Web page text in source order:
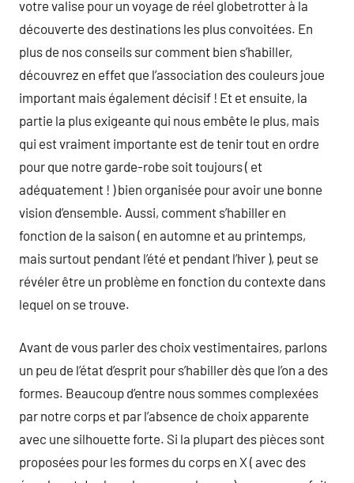
votre valise pour un voyage de réel globetrotter à la
découverte des destinations les plus convoitées. En
plus de nos conseils sur comment bien s’habiller,
découvrez en effet que l’association des couleurs joue
important mais également décisif ! Et et ensuite, la
partie la plus exigeante qui nous embête le plus, mais
qui est vraiment importante est de tenir tout en ordre
pour que notre garde-robe soit toujours ( et
adéquatement ! ) bien organisée pour avoir une bonne
vision d’ensemble. Aussi, comment s’habiller en
fonction de la saison ( en automne et au printemps,
mais surtout pendant l’été et pendant l’hiver ), peut se
révéler être un problème en fonction du contexte dans
lequel on se trouve.
Avant de vous parler des choix vestimentaires, parlons
un peu de l’état d’esprit pour s’habiller dès que l’on a des
formes. Beaucoup d’entre nous sommes complexées
par notre corps et par l’absence de choix apparente
avec une silhouette forte. Si la plupart des pièces sont
proposées pour les formes du corps en X ( avec des